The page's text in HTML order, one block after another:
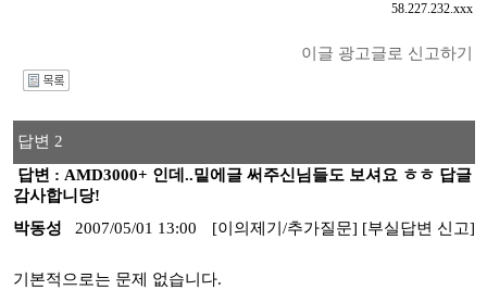
58.227.232.xxx
이글 광고글로 신고하기
답변 2
답변 : AMD3000+ 인데..밑에글 써주신님들도 보셔요 ㅎㅎ 답글
감사합니당!
박동성
2007/05/01 13:00 [이의제기/추가질문] [부실답변 신고]
기본적으로는 문제 없습니다.